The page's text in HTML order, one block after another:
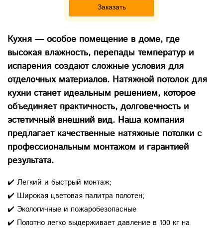
Заказать
Кухня — особое помещение в доме, где
высокая влажность, перепады температур и
испарения создают сложные условия для
отделочных материалов. Натяжной потолок для
кухни станет идеальным решением, которое
объединяет практичность, долговечность и
эстетичный внешний вид. Наша компания
предлагает качественные натяжные потолки с
профессиональным монтажом и гарантией
результата.
✔️ Легкий и быстрый монтаж;
✔️ Широкая цветовая палитра полотен;
✔️ Экологичные и пожаробезопасные
✔️ Полотно легко выдерживает давление в 100 кг на